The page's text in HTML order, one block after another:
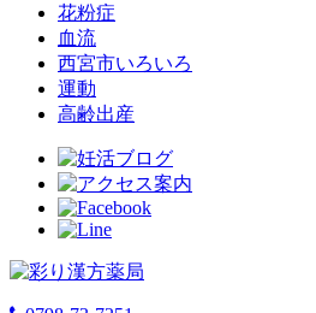
花粉症
血流
西宮市いろいろ
運動
高齢出産